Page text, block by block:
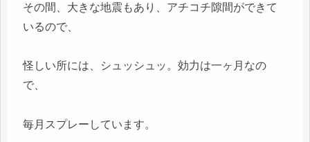
その間、大きな地震もあり、アチコチ隙間ができて
いるので、
怪しい所には、シュッシュッ。効力は一ヶ月なの
で、
毎月スプレーしています。